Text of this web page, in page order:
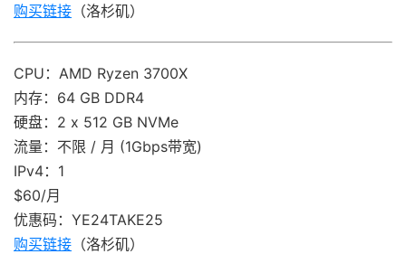
购买链接 （洛杉矶）
CPU：AMD Ryzen 3700X
内存：64 GB DDR4
硬盘：2 x 512 GB NVMe
流量：不限 / 月 (1Gbps带宽)
IPv4：1
$60/月
优惠码：YE24TAKE25
购买链接 （洛杉矶）